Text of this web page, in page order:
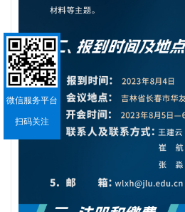
微信服务平台
扫码关注